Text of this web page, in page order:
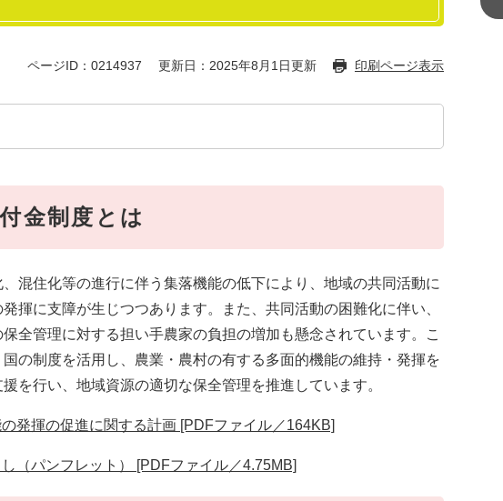
ページID：0214937 更新日：2025年8月1日更新 印刷ページ表示
金制度とは
混住化等の進行に伴う集落機能の低下により、地域の共同活動に
揮に支障が生じつつあります。また、共同活動の困難化に伴い、
全管理に対する担い手農家の負担の増加も懸念されています。こ
の制度を活用し、農業・農村の有する多面的機能の維持・発揮を
を行い、地域資源の適切な保全管理を推進しています。
発揮の促進に関する計画 [PDFファイル／164KB]
（パンフレット） [PDFファイル／4.75MB]